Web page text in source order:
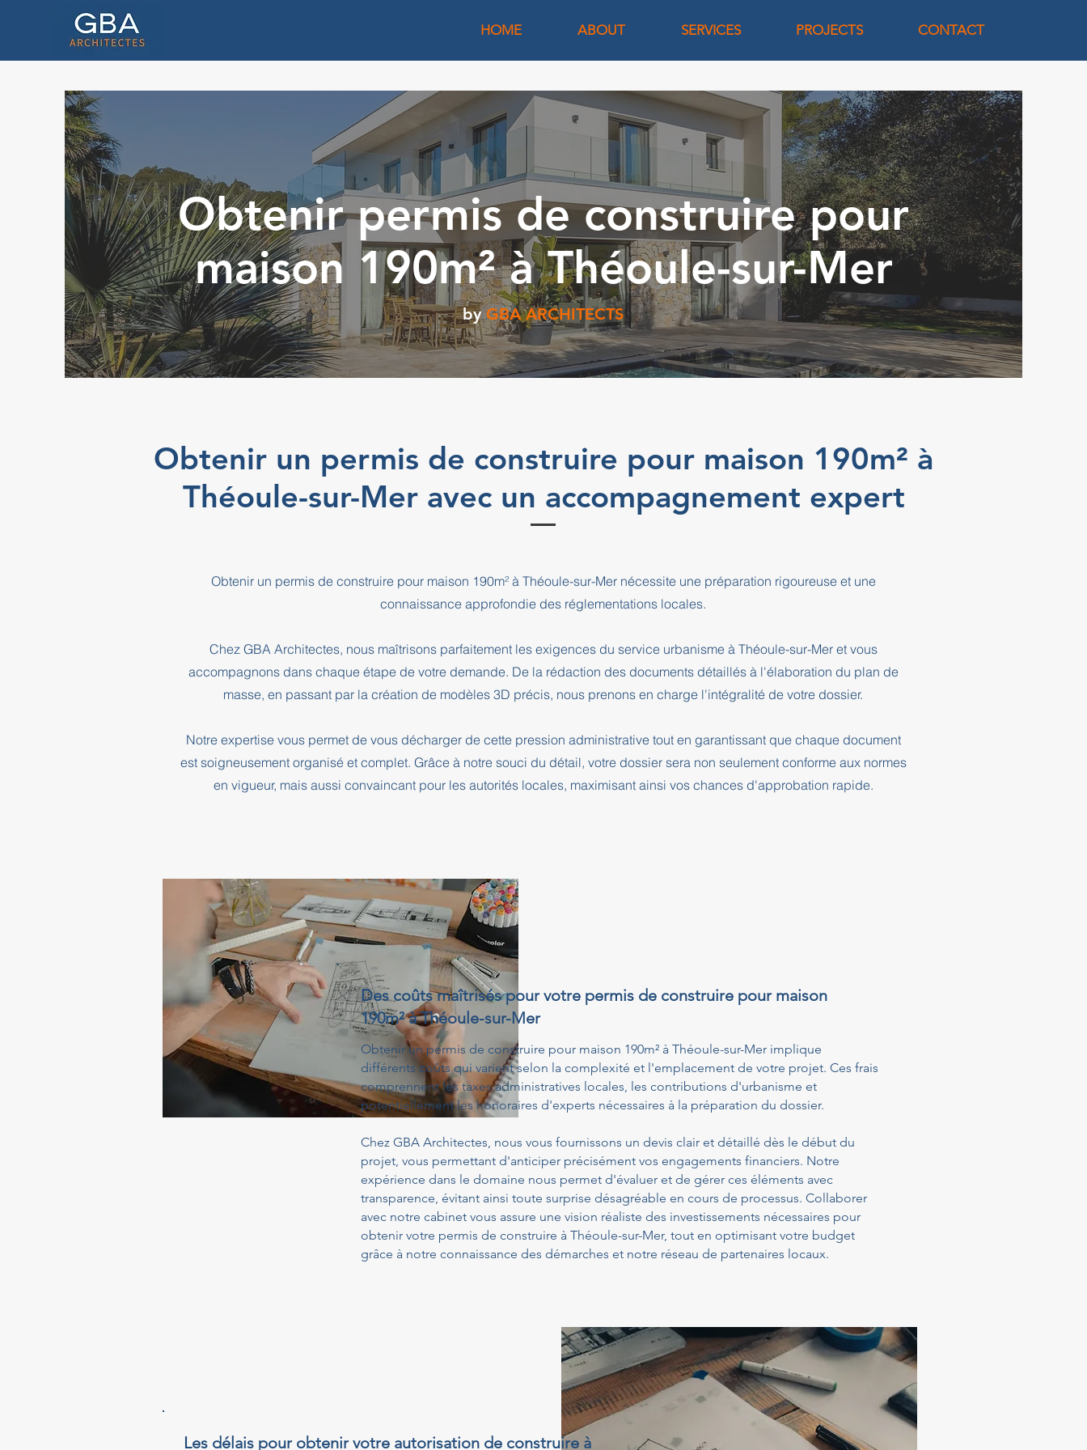
HOME ABOUT SERVICES PROJECTS CONTACT
Obtenir permis de construire pour
maison 190m² à Théoule-sur-Mer
by GBA ARCHITECTS
Obtenir un permis de construire pour maison 190m² à
Théoule-sur-Mer avec un accompagnement expert
Obtenir un permis de construire pour maison 190m² à Théoule-sur-Mer nécessite une préparation rigoureuse et une
connaissance approfondie des réglementations locales.
Chez GBA Architectes, nous maîtrisons parfaitement les exigences du service urbanisme à Théoule-sur-Mer et vous
accompagnons dans chaque étape de votre demande. De la rédaction des documents détaillés à l'élaboration du plan de
masse, en passant par la création de modèles 3D précis, nous prenons en charge l'intégralité de votre dossier.
Notre expertise vous permet de vous décharger de cette pression administrative tout en garantissant que chaque document
est soigneusement organisé et complet. Grâce à notre souci du détail, votre dossier sera non seulement conforme aux normes
en vigueur, mais aussi convaincant pour les autorités locales, maximisant ainsi vos chances d'approbation rapide.
Des coûts maîtrisés pour votre permis de construire pour maison
190m² à Théoule-sur-Mer
Obtenir un permis de construire pour maison 190m² à Théoule-sur-Mer implique
différents coûts qui varient selon la complexité et l'emplacement de votre projet. Ces frais
comprennent les taxes administratives locales, les contributions d'urbanisme et
potentiellement les honoraires d'experts nécessaires à la préparation du dossier.
Chez GBA Architectes, nous vous fournissons un devis clair et détaillé dès le début du
projet, vous permettant d'anticiper précisément vos engagements financiers. Notre
expérience dans le domaine nous permet d'évaluer et de gérer ces éléments avec
transparence, évitant ainsi toute surprise désagréable en cours de processus. Collaborer
avec notre cabinet vous assure une vision réaliste des investissements nécessaires pour
obtenir votre permis de construire à Théoule-sur-Mer, tout en optimisant votre budget
grâce à notre connaissance des démarches et notre réseau de partenaires locaux.
Les délais pour obtenir votre autorisation de construire à